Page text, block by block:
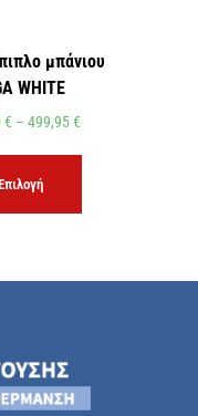
μπάνιου
WHITE
€ – 499,95€